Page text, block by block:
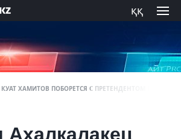
ққ
КУАТ ХАМИТОВ ПОБОРЕТСЯ С ПРЕТЕНДЕНТОМ НА ТИТУЛ